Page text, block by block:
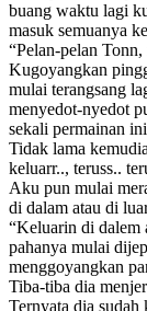
buang waktu lagi
masuk semuanya
“Pelan-pelan
Kugoyangkan
mulai terangsang
menyedot-nyedot
sekali permainan
Tidak lama
keluarr.., teruss..
Aku pun mulai
di dalam atau di
“Keluarin di dalem
pahanya mulai
menggoyangkan
Tiba-tiba dia
Ternyata dia sudah